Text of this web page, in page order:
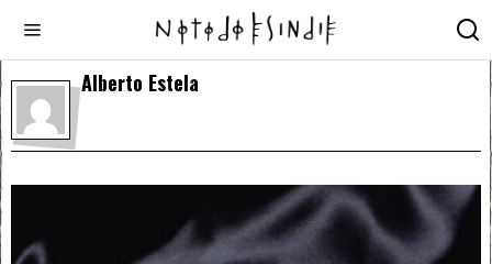
Alberto Estela